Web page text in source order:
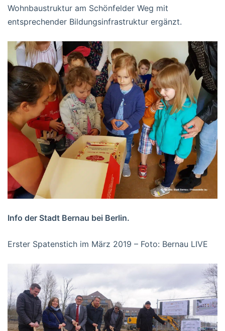
Wohnbaustruktur am Schönfelder Weg mit
entsprechender Bildungsinfrastruktur ergänzt.
Info der Stadt Bernau bei Berlin.
Erster Spatenstich im März 2019 – Foto: Bernau LIVE